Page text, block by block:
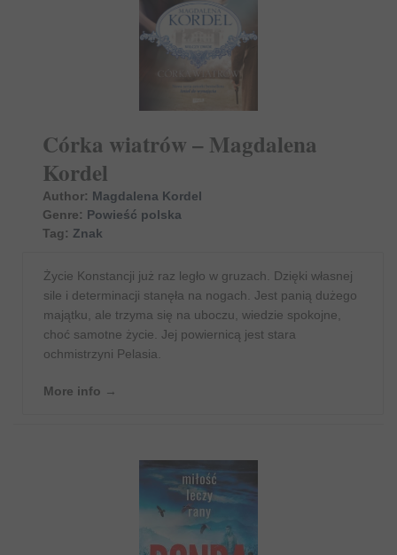
Córka wiatrów – Magdalena
Kordel
Author: Magdalena Kordel
Genre: Powieść polska
Tag: Znak
Życie Konstancji już raz legło w gruzach. Dzięki własnej
sile i determinacji stanęła na nogach. Jest panią dużego
majątku, ale trzyma się na uboczu, wiedzie spokojne,
choć samotne życie. Jej powiernicą jest stara
ochmistrzyni Pelasia.
More info →